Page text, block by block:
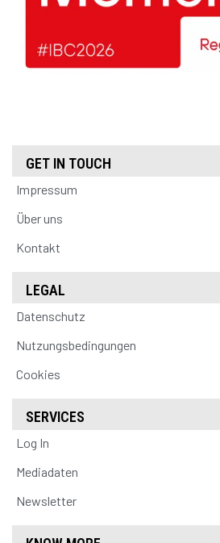
GET IN TOUCH
Impressum
Über uns
Kontakt
LEGAL
Datenschutz
Nutzungsbedingungen
Cookies
SERVICES
Log In
Mediadaten
Newsletter